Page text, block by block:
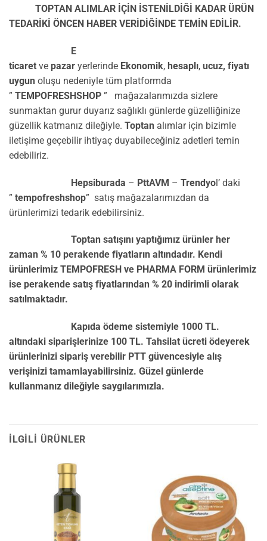
TOPTAN ALIMLAR İÇİN İSTENİLDİĞİ KADAR ÜRÜN
TEDARİKİ ÖNCEN HABER VERİDİĞİNDE TEMİN EDİLİR.
E
ticaret ve pazar yerlerinde Ekonomik, hesaplı, ucuz, fiyatı
uygun oluşu nedeniyle tüm platformda
” TEMPOFRESHSHOP ” mağazalarımızda sizlere
sunmaktan gurur duyarız sağlıklı günlerde güzelliğinize
güzellik katmanız dileğiyle. Toptan alımlar için bizimle
iletişime geçebilir ihtiyaç duyabileceğiniz adetleri temin
edebiliriz.
Hepsiburada – PttAVM – Trendyol’ daki
” tempofreshshop” satış mağazalarımızdan da
ürünlerimizi tedarik edebilirsiniz.
Toptan satışını yaptığımız ürünler her
zaman % 10 perakende fiyatların altındadır. Kendi
ürünlerimiz TEMPOFRESH ve PHARMA FORM ürünlerimiz
ise perakende satış fiyatlarından % 20 indirimli olarak
satılmaktadır.
Kapıda ödeme sistemiyle 1000 TL.
altındaki siparişlerinize 100 TL. Tahsilat ücreti ödeyerek
ürünlerinizi sipariş verebilir PTT güvencesiyle alış
verişinizi tamamlayabilirsiniz. Güzel günlerde
kullanmanız dileğiyle saygılarımızla.
İLGILI ÜRÜNLER